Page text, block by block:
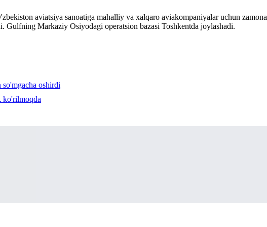
aviatsiya sanoatiga mahalliy va xalqaro aviakompaniyalar uchun
Markaziy Osiyodagi operatsion bazasi Toshkentda joylashadi.
oshirdi
ko'rilmoqda